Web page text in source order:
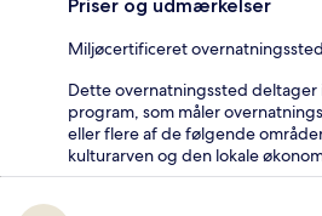
Priser og udmærkelser
Miljøcertificeret overnatningssted
Dette overnatningssted deltager
program, som måler
eller flere af de følgende
kulturarven og den lokale